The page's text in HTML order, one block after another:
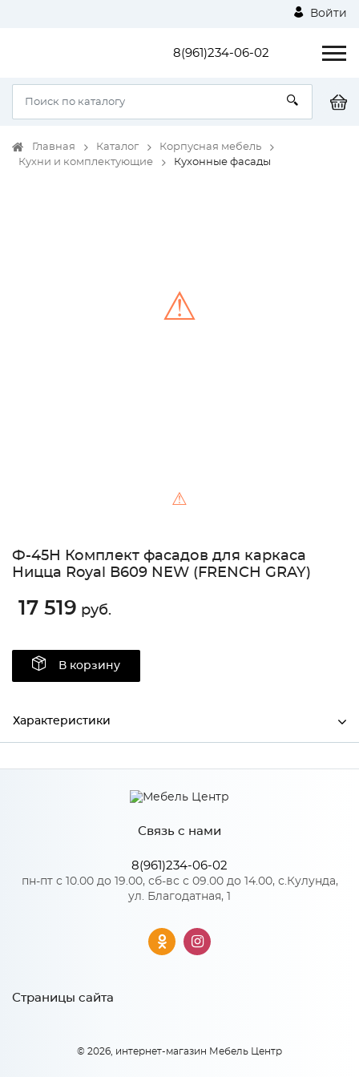
Войти
8(961)234-06-02
Главная Каталог
Корпусная мебель
Кухни и комплектующие
Кухонные фасады
⚠
⚠
Ф-45Н Комплект фасадов для каркаса
Ницца Royal В609 NEW (FRENCH GRAY)
17 519 руб.
В корзину
Характеристики
Производитель Сурская мебель
FRENCH GRAY
Количество упаковок: 1
Связь с нами
8(961)234-06-02
пн-пт с 10.00 до 19.00, сб-вс с 09.00 до 14.00, с.Кулунда,
ул. Благодатная, 1
Страницы сайта
© 2026, интернет-магазин Мебель Центр